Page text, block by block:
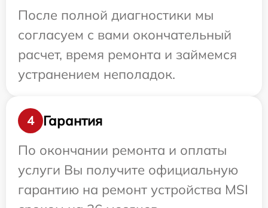
После полной диагностики мы
согласуем с вами окончательный
расчет, время ремонта и займемся
устранением неполадок.
4
Гарантия
По окончании ремонта и оплаты
услуги Вы получите официальную
гарантию на ремонт устройства MSI